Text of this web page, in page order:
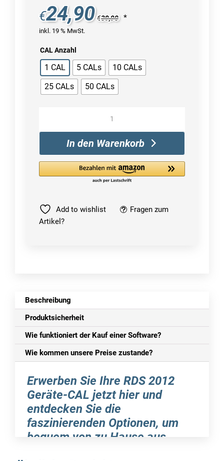
€24,90 €39,90 *
inkl. 19 % MwSt.
CAL Anzahl
1 CAL 5 CALs
10 CALs
25 CALs
50 CALs
Services
2012
Device
In den Warenkorb
Add to wishlist
Fragen zum
Artikel?
Beschreibung
Produktsicherheit
Wie funktioniert der Kauf einer Software?
Wie kommen unsere Preise zustande?
Erwerben Sie Ihre RDS 2012
Geräte-CAL jetzt hier und
entdecken Sie die
faszinierenden Optionen, um
bequem von zu Hause aus